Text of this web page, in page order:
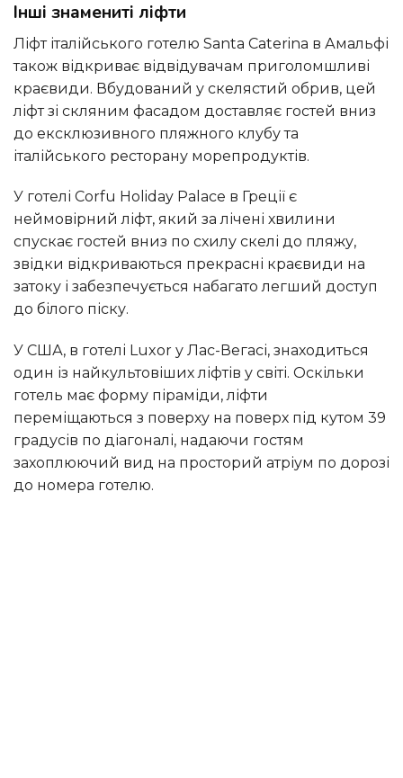
Інші знамениті ліфти
Ліфт італійського готелю Santa Caterina в Амальфі
також відкриває відвідувачам приголомшливі
краєвиди. Вбудований у скелястий обрив, цей
ліфт зі скляним фасадом доставляє гостей вниз
до ексклюзивного пляжного клубу та
італійського ресторану морепродуктів.
У готелі Corfu Holiday Palace в Греції є
неймовірний ліфт, який за лічені хвилини
спускає гостей вниз по схилу скелі до пляжу,
звідки відкриваються прекрасні краєвиди на
затоку і забезпечується набагато легший доступ
до білого піску.
У США, в готелі Luxor у Лас-Вегасі, знаходиться
один із найкультовіших ліфтів у світі. Оскільки
готель має форму піраміди, ліфти
переміщаються з поверху на поверх під кутом 39
градусів по діагоналі, надаючи гостям
захоплюючий вид на просторий атріум по дорозі
до номера готелю.